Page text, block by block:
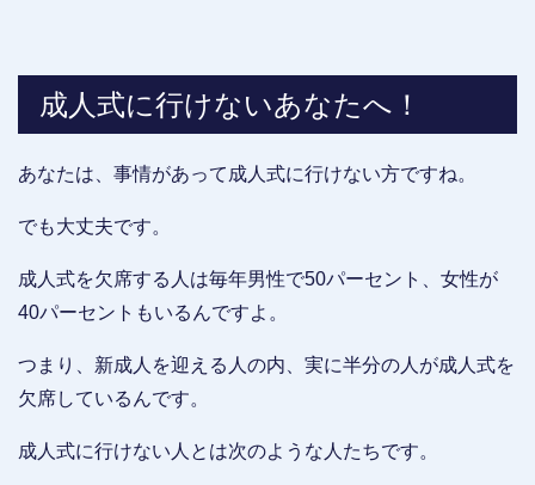
成人式に行けないあなたへ！
あなたは、事情があって成人式に行けない方ですね。
でも大丈夫です。
成人式を欠席する人は毎年男性で50パーセント、女性が
40パーセントもいるんですよ。
つまり、新成人を迎える人の内、実に半分の人が成人式を
欠席しているんです。
成人式に行けない人とは次のような人たちです。